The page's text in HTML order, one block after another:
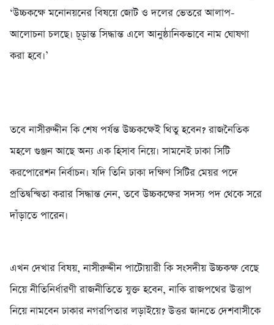
‘উচ্চকক্ষে মনোনয়নের বিষয়ে জোট ও দলের ভেতরে আলাপ-
আলোচনা চলছে। চূড়ান্ত সিদ্ধান্ত এলে আনুষ্ঠানিকভাবে নাম ঘোষণা
করা হবে।’
তবে নাসীরুদ্দীন কি শেষ পর্যন্ত উচ্চকক্ষেই থিতু হবেন? রাজনৈতিক
মহলে গুঞ্জন আছে অন্য এক হিসাব নিয়ে। সামনেই ঢাকা সিটি
করপোরেশন নির্বাচন। যদি তিনি ঢাকা দক্ষিণ সিটির মেয়র পদে
প্রতিদ্বন্দ্বিতা করার সিদ্ধান্ত নেন, তবে উচ্চকক্ষের সদস্য পদ থেকে সরে
দাঁড়াতে পারেন।
এখন দেখার বিষয়, নাসীরুদ্দীন পাটোয়ারী কি সংসদীয় উচ্চকক্ষ বেছে
নিয়ে নীতিনির্ধারণী রাজনীতিতে যুক্ত হবেন, নাকি রাজপথের উত্তাপ
নিয়ে নামবেন ঢাকার নগরপিতার লড়াইয়ে? উত্তর জানতে দেশবাসীকে